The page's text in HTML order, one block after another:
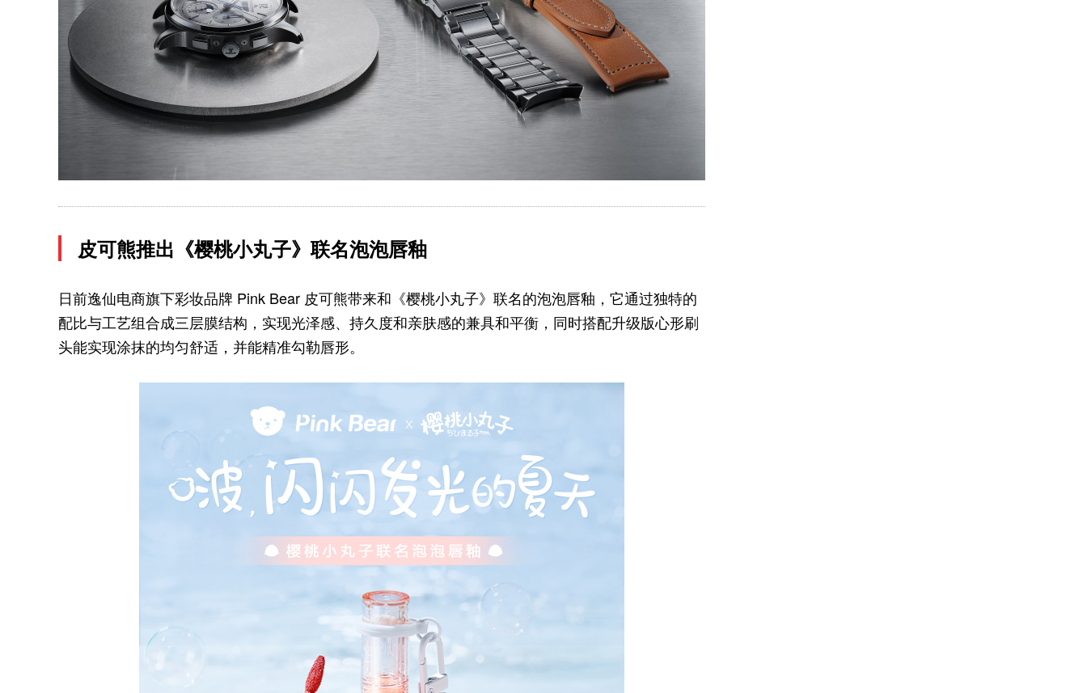
皮可熊推出《樱桃小丸子》联名泡泡唇釉
日前逸仙电商旗下彩妆品牌 Pink Bear 皮可熊带来和《樱桃小丸子》联名的泡泡唇釉，它通过独特的
配比与工艺组合成三层膜结构，实现光泽感、持久度和亲肤感的兼具和平衡，同时搭配升级版心形刷
头能实现涂抹的均匀舒适，并能精准勾勒唇形。